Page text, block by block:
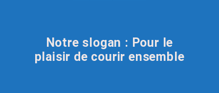
Notre slogan : Pour le
plaisir de courir ensemble